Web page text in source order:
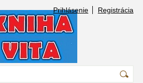
Prihlásenie Registrácia